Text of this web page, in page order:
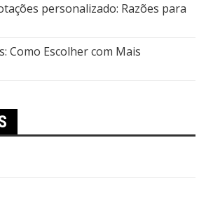
personalizado: Razões para
Como Escolher com Mais